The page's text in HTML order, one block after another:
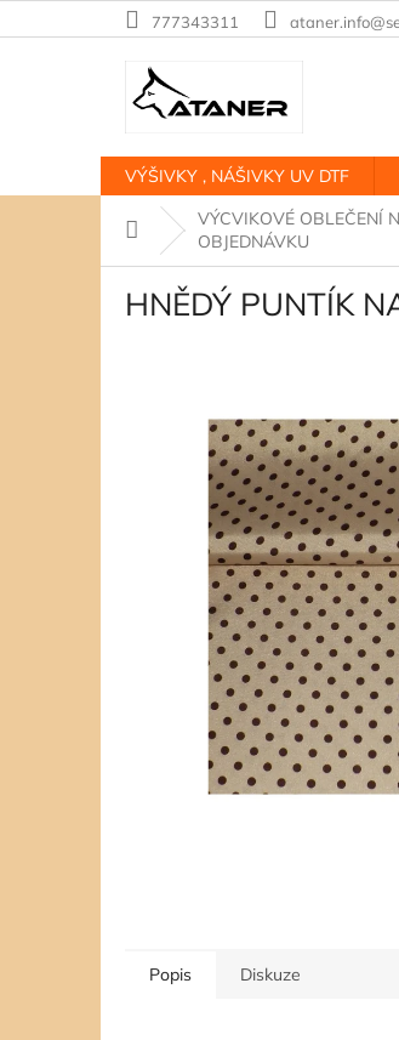
na
777343311
VÝŠIVKY , NÁŠIVKY UV DTF
Domů VÝCVIKOVÉ OBLEČENÍ
OBJEDNÁVKU
HNĚDÝ PUNTÍK
Popis Diskuze